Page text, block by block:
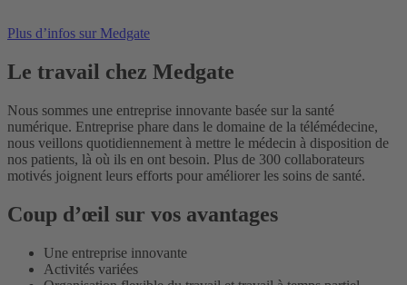
Plus d’infos sur Medgate
Le travail chez Medgate
Nous sommes une entreprise innovante basée sur la santé
numérique. Entreprise phare dans le domaine de la télémédecine,
nous veillons quotidiennement à mettre le médecin à disposition de
nos patients, là où ils en ont besoin. Plus de 300 collaborateurs
motivés joignent leurs efforts pour améliorer les soins de santé.
Coup d’œil sur vos avantages
Une entreprise innovante
Activités variées